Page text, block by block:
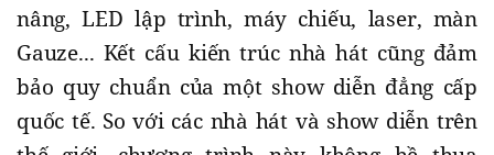
nâng, LED lập trình, máy chiếu, laser, màn
Gauze... Kết cấu kiến trúc nhà hát cũng đảm
bảo quy chuẩn của một show diễn đẳng cấp
quốc tế. So với các nhà hát và show diễn trên